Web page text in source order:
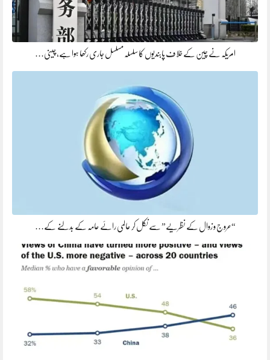
امریکہ نے چین کے خلاف پابندیوں کا سلسلہ مسلسل جاری رکھا ہوا ہے، چینی…
“عروج و زوال کے نظریے” سے نکل کر عالمی رائے عامہ کے بدلنے کے…